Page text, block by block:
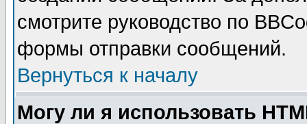
смотрите руководство по
формы отправки сообщений.
Вернуться к началу
Могу ли я использовать